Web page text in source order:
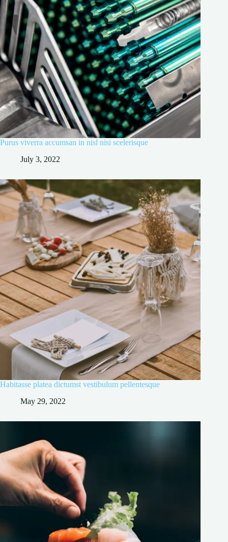
Purus viverra accumsan in nisl nisi scelerisque
July 3, 2022
Habitasse platea dictumst vestibulum pellentesque
May 29, 2022